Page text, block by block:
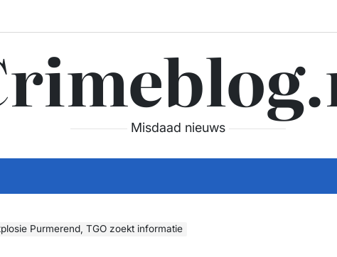
Misdaad nieuws
Purmerend, TGO zoekt informatie